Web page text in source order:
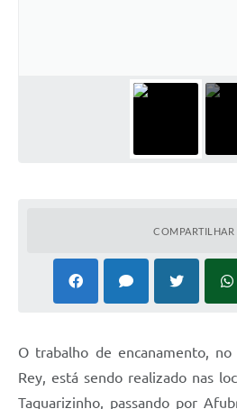
COMPARTILHAR
O trabalho de encanamento,
Rey, está sendo realizado nas
Taquarizinho, passando por